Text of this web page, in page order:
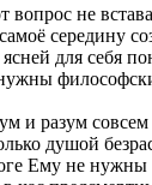
вопрос не
середину
для себя
и разум
душой
Ему не нужны